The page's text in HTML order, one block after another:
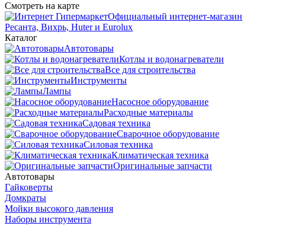
Смотреть на карте
Официальный интернет-магазин
Ресанта, Вихрь, Huter и Eurolux
Каталог
Автотовары
Котлы и водонагреватели
Все для строительства
Инструменты
Лампы
Насосное оборудование
Расходные материалы
Садовая техника
Сварочное оборудование
Силовая техника
Климатическая техника
Оригинальные запчасти
Автотовары
Гайковерты
Домкраты
Мойки высокого давления
Наборы инструмента